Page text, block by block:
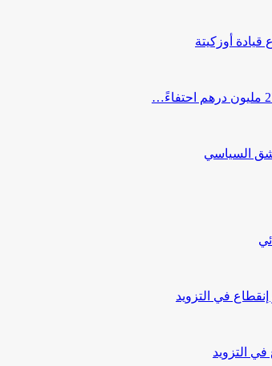
قيادة أوزكيتة
السياسي
في التزويد
التزويد